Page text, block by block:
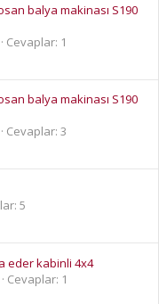
balya makinası S190
Cevaplar: 1
balya makinası S190
Cevaplar: 3
5
eder kabinli 4x4
Cevaplar: 1